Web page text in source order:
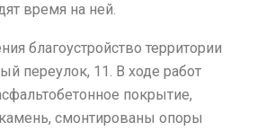
время на ней.
благоустройство территории
переулок, 11. В ходе работ
покрытие,
смонтированы опоры